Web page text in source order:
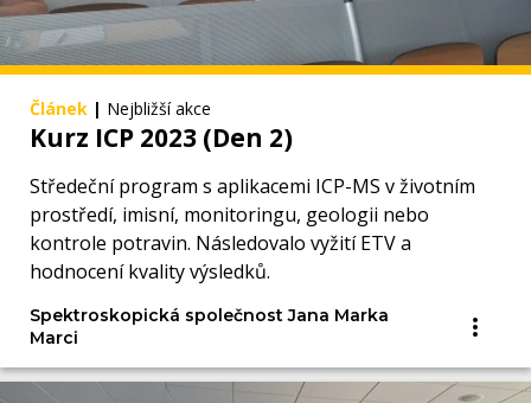
Článek | Nejbližší akce
Kurz ICP 2023 (Den 2)
Středeční program s aplikacemi ICP-MS v životním
prostředí, imisní, monitoringu, geologii nebo
kontrole potravin. Následovalo vyžití ETV a
hodnocení kvality výsledků.
Spektroskopická společnost Jana Marka
Marci